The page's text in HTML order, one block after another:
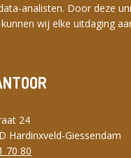
analisten. Door deze
wij elke uitdaging
24
Hardinxveld-Giessendam
70 80